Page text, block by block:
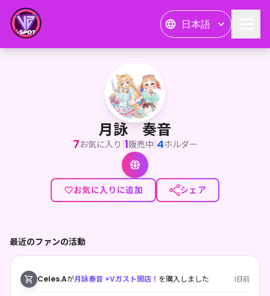
日本語
月詠 奏音
<p>わんぽこりんちょฅ🐾</p><p>IRIAMにて活動中の 月詠
月詠 奏音
7お気に入り |1販売中|4ホルダー
お気に入りに追加 シェア
最近のファンの活動
Celes.Aが月詠奏音 ×Vガスト開店！ を購入しました 1日前